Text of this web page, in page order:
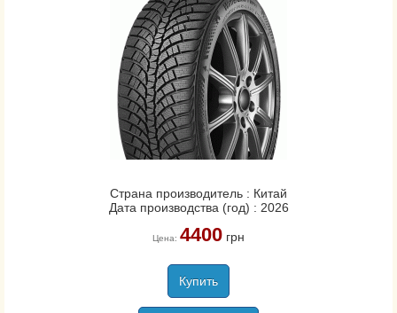
Страна производитель : Китай
Дата производства (год) : 2026
Цена: 4400грн
Купить